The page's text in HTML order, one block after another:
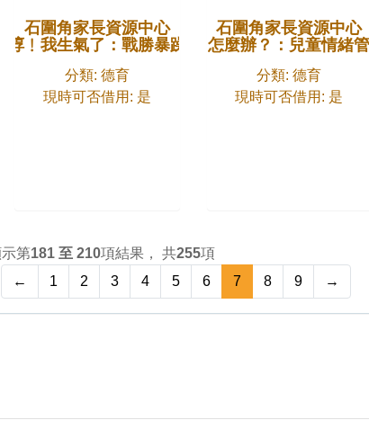
石圍角家長資源中心
啍﹗我生氣了：戰勝暴躁
分類: 德育
現時可否借用: 是
石圍角家長資源中心
鬧情緒﹐怎麼辦？：兒童情緒
分類: 德育
現時可否借用: 是
注意﹗情緒
第181 至 210項結果， 共255項
←
1 2 3 4 5 6 7 8 9 →